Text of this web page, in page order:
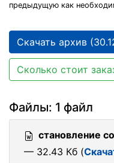
предыдущую как
Скачать архив
Сколько стоит
Файлы: 1 файл
становление
— 32.43 Кб (